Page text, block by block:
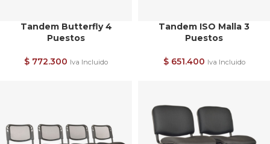
Tandem Butterfly 4
Puestos
$ 772.300 Iva Incluido
Tandem ISO Malla 3
Puestos
$651.400 Iva Incluido